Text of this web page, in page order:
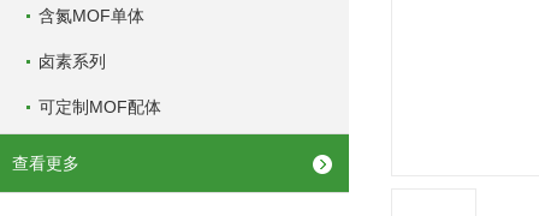
含氮MOF单体
卤素系列
可定制MOF配体
查看更多